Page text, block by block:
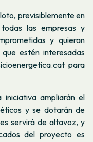
previsiblemente en
las empresas y
y quieran
estén interesadas
para
iniciativa ampliarán el
y se dotarán de
servirá de altavoz, y
del proyecto es